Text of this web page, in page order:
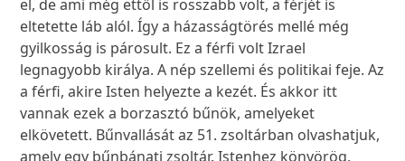
el, de ami még ettől is rosszabb volt, a férjét is
eltetette láb alól. Így a házasságtörés mellé még
gyilkosság is párosult. Ez a férfi volt Izrael
legnagyobb királya. A nép szellemi és politikai feje. Az
a férfi, akire Isten helyezte a kezét. És akkor itt
vannak ezek a borzasztó bűnök, amelyeket
elkövetett. Bűnvallását az 51. zsoltárban olvashatjuk,
amely egy bűnbánati zsoltár. Istenhez könyörög,